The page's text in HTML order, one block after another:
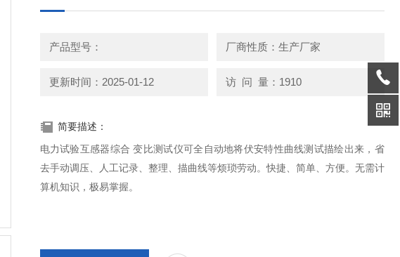
产品型号： 厂商性质：生产厂家
更新时间：2025-01-12 访 问 量：1910
简要描述：
电力试验互感器综合 变比测试仪可全自动地将伏安特性曲线测试描绘出来，省
去手动调压、人工记录、整理、描曲线等烦琐劳动。快捷、简单、方便。无需计
算机知识，极易掌握。